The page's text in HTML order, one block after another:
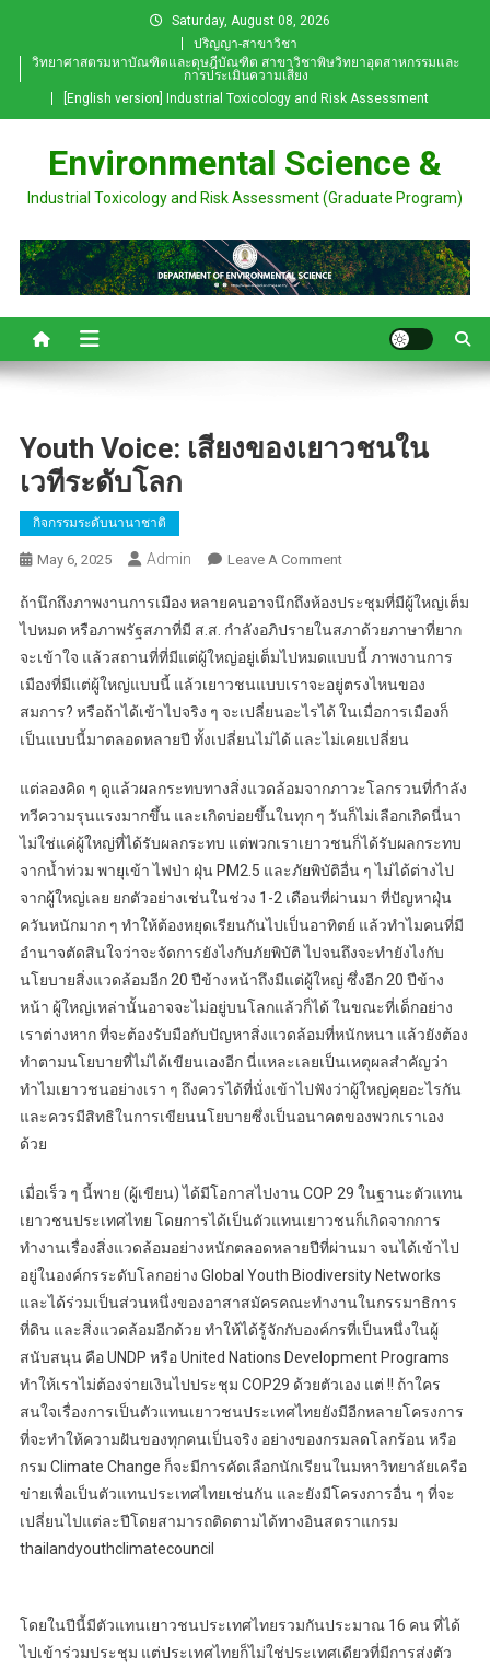
content
Saturday, August 08, 2026
ปริญญา-สาขาวิชา
วิทยาศาสตรมหาบัณฑิตและดุษฎีบัณฑิต สาขาวิชาพิษวิทยาอุตสาหกรรมและ
การประเมินความเสี่ยง
[English version] Industrial Toxicology and Risk Assessment
Environmental Science &
Industrial Toxicology and Risk Assessment (Graduate Program)
Youth Voice: เสียงของเยาวชนใน
เวทีระดับโลก
กิจกรรมระดับนานาชาติ
May 6, 2025 Admin Leave A CommentOn
Voice:
เสียง
ของ
เยาวชน
ใน
เวที
โลก
ถ้านึกถึงภาพงานการเมือง หลายคนอาจนึกถึงห้องประชุมที่มีผู้ใหญ่เต็ม
ไปหมด หรือภาพรัฐสภาที่มี ส.ส. กำลังอภิปรายในสภาด้วยภาษาที่ยาก
จะเข้าใจ แล้วสถานที่ที่มีแต่ผู้ใหญ่อยู่เต็มไปหมดแบบนี้ ภาพงานการ
เมืองที่มีแต่ผู้ใหญ่แบบนี้ แล้วเยาวชนแบบเราจะอยู่ตรงไหนของ
สมการ? หรือถ้าได้เข้าไปจริง ๆ จะเปลี่ยนอะไรได้ ในเมื่อการเมืองก็
เป็นแบบนี้มาตลอดหลายปี ทั้งเปลี่ยนไม่ได้ และไม่เคยเปลี่ยน
แต่ลองคิด ๆ ดูแล้วผลกระทบทางสิ่งแวดล้อมจากภาวะโลกรวนที่กำลัง
ทวีความรุนแรงมากขึ้น และเกิดบ่อยขึ้นในทุก ๆ วันก็ไม่เลือกเกิดนี่นา
ไม่ใช่แค่ผู้ใหญ่ที่ได้รับผลกระทบ แต่พวกเราเยาวชนก็ได้รับผลกระทบ
จากน้ำท่วม พายุเข้า ไฟป่า ฝุ่น PM2.5 และภัยพิบัติอื่น ๆ ไม่ได้ต่างไป
จากผู้ใหญ่เลย ยกตัวอย่างเช่นในช่วง 1-2 เดือนที่ผ่านมา ที่ปัญหาฝุ่น
ควันหนักมาก ๆ ทำให้ต้องหยุดเรียนกันไปเป็นอาทิตย์ แล้วทำไมคนที่มี
อำนาจตัดสินใจว่าจะจัดการยังไงกับภัยพิบัติ ไปจนถึงจะทำยังไงกับ
นโยบายสิ่งแวดล้อมอีก 20 ปีข้างหน้าถึงมีแต่ผู้ใหญ่ ซึ่งอีก 20 ปีข้าง
หน้า ผู้ใหญ่เหล่านั้นอาจจะไม่อยู่บนโลกแล้วก็ได้ ในขณะที่เด็กอย่าง
เราต่างหาก ที่จะต้องรับมือกับปัญหาสิ่งแวดล้อมที่หนักหนา แล้วยังต้อง
ทำตามนโยบายที่ไม่ได้เขียนเองอีก นี่แหละเลยเป็นเหตุผลสำคัญว่า
ทำไมเยาวชนอย่างเรา ๆ ถึงควรได้ที่นั่งเข้าไปฟังว่าผู้ใหญ่คุยอะไรกัน
และควรมีสิทธิในการเขียนนโยบายซึ่งเป็นอนาคตของพวกเราเอง
ด้วย
เมื่อเร็ว ๆ นี้พาย (ผู้เขียน) ได้มีโอกาสไปงาน COP 29 ในฐานะตัวแทน
เยาวชนประเทศไทย โดยการได้เป็นตัวแทนเยาวชนก็เกิดจากการ
ทำงานเรื่องสิ่งแวดล้อมอย่างหนักตลอดหลายปีที่ผ่านมา จนได้เข้าไป
อยู่ในองค์กรระดับโลกอย่าง Global Youth Biodiversity Networks
และได้ร่วมเป็นส่วนหนึ่งของอาสาสมัครคณะทำงานในกรรมาธิการ
ที่ดิน และสิ่งแวดล้อมอีกด้วย ทำให้ได้รู้จักกับองค์กรที่เป็นหนึ่งในผู้
สนับสนุน คือ UNDP หรือ United Nations Development Programs
ทำให้เราไม่ต้องจ่ายเงินไปประชุม COP29 ด้วยตัวเอง แต่ !! ถ้าใคร
สนใจเรื่องการเป็นตัวแทนเยาวชนประเทศไทยยังมีอีกหลายโครงการ
ที่จะทำให้ความฝันของทุกคนเป็นจริง อย่างของกรมลดโลกร้อน หรือ
กรม Climate Change ก็จะมีการคัดเลือกนักเรียนในมหาวิทยาลัยเครือ
ข่ายเพื่อเป็นตัวแทนประเทศไทยเช่นกัน และยังมีโครงการอื่น ๆ ที่จะ
เปลี่ยนไปแต่ละปีโดยสามารถติดตามได้ทางอินสตราแกรม
thailandyouthclimatecouncil
โดยในปีนี้มีตัวแทนเยาวชนประเทศไทยรวมกันประมาณ 16 คน ที่ได้
ไปเข้าร่วมประชุม แต่ประเทศไทยก็ไม่ใช่ประเทศเดียวที่มีการส่งตัว